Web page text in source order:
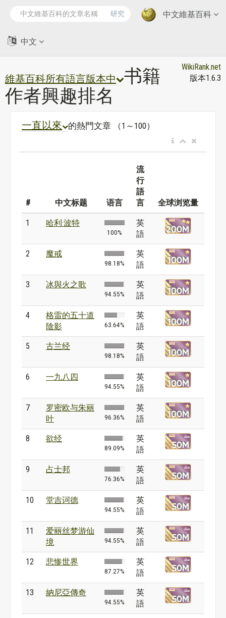
中文維基百科
研究
中文
維基百科所有語言版本中
书籍
作者興趣排名
WikiRank.net
版本1.6.3
一直以來 的熱門文章 （1～100）
# 中文标题 语言
流
行
語
言
全球浏览量
1 哈利·波特
100%
英
語
2 魔戒
98.18%
英
語
3 冰與火之歌
94.55%
英
語
4
格雷的五十道
陰影
63.64%
英
語
5 古兰经
98.18%
英
語
6 一九八四
94.55%
英
語
7
罗密欧与朱丽
叶
96.36%
英
語
8 欲经
89.09%
英
語
9 占士邦
76.36%
英
語
10 堂吉诃德
94.55%
英
語
11
爱丽丝梦游仙
境
94.55%
英
語
12 悲惨世界
87.27%
英
語
13 納尼亞傳奇
94.55%
英
語